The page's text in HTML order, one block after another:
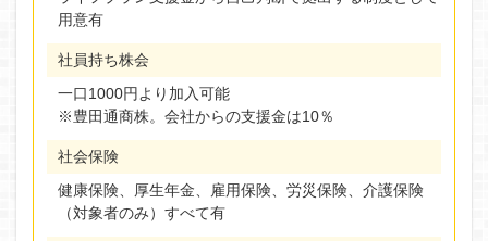
用意有
社員持ち株会
一口1000円より加入可能
※豊田通商株。会社からの支援金は10％
社会保険
健康保険、厚生年金、雇用保険、労災保険、介護保険
（対象者のみ）すべて有